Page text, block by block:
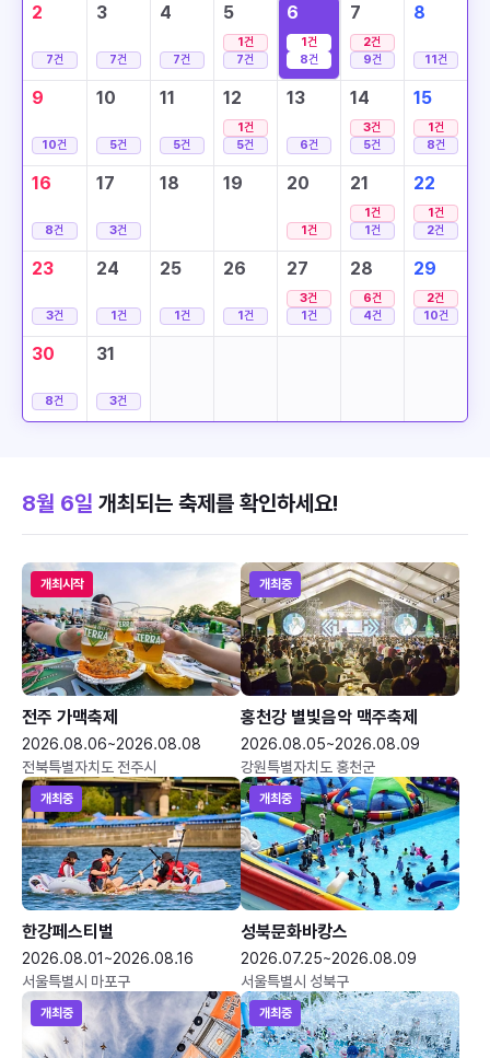
2
7건
3
7건
4
7건
5
1건
7건
6
1건
8건
7
2건
9건
8
11건
9
10건
10
5건
11
5건
12
1건
5건
13
6건
14
3건
5건
15
1건
8건
16
8건
17
3건
18 19 20
1건
21
1건
1건
22
1건
2건
23
3건
24
1건
25
1건
26
1건
27
3건
1건
28
6건
4건
29
2건
10건
30
8건
31
3건
8월 6일 개최되는 축제를 확인하세요!
개최시작
전주 가맥축제
2026.08.06~2026.08.08
전북특별자치도 전주시
개최중
홍천강 별빛음악 맥주축제
2026.08.05~2026.08.09
강원특별자치도 홍천군
개최중
한강페스티벌
2026.08.01~2026.08.16
서울특별시 마포구
개최중
성북문화바캉스
2026.07.25~2026.08.09
서울특별시 성북구
개최중 개최중